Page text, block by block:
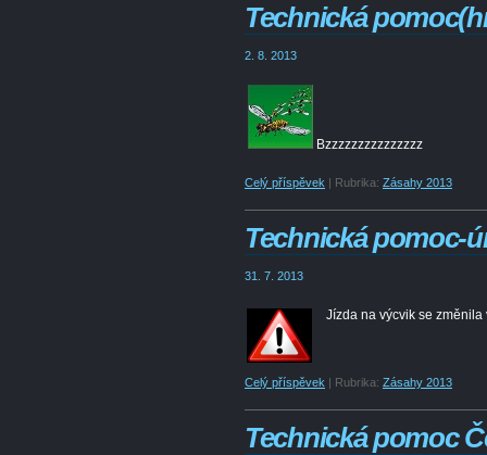
Technická
2. 8. 2013
Bzzzzzzzzzzzzzzz
Celý příspěvek | Rubrika: Zásahy 2013
Technická pomoc-
31. 7. 2013
Jízda na výcvik se
Celý příspěvek | Rubrika: Zásahy 2013
Technická pomoc